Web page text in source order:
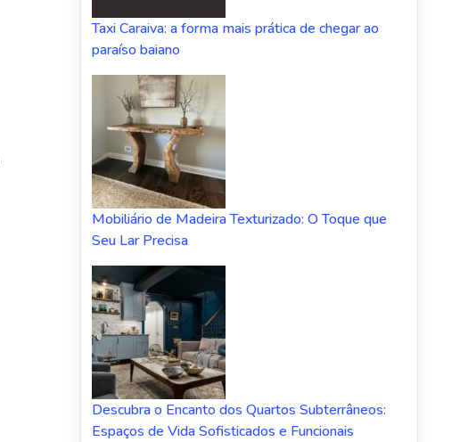
Taxi Caraiva: a forma mais prática de chegar ao
paraíso baiano
Mobiliário de Madeira Texturizado: O Toque que
Seu Lar Precisa
Descubra o Encanto dos Quartos Subterrâneos:
Espaços de Vida Sofisticados e Funcionais